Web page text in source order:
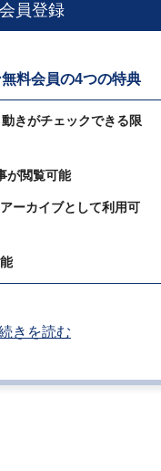
員登録
料会員の4つの特典
きがチェックできる限
が閲覧可能
ーカイブとして利用可
きを読む